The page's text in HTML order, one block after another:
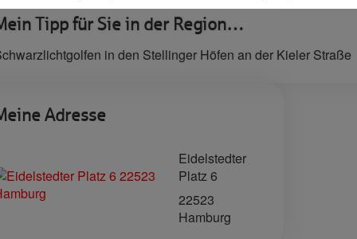
Tipp für Sie in der Region…
in den Stellinger Höfen an der Kieler Straße
Adresse
Eidelstedter
Platz 6
22523
Hamburg